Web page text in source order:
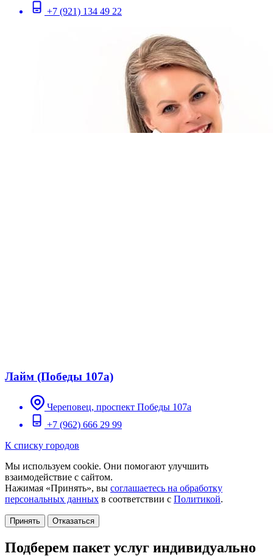
+7 (921) 134 49 22
Лайм (Победы 107а)
Череповец, проспект Победы 107а
+7 (962) 666 29 99
К списку городов
Мы используем cookie. Они помогают улучшить
взаимодействие с сайтом.
Нажимая «Принять», вы соглашаетесь на обработку
персональных данных в соответствии с Политикой.
Принять Отказаться
Подберем пакет услуг индивидуально